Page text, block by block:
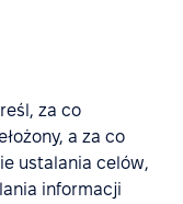
za co
a za co
ustalania celów,
informacji